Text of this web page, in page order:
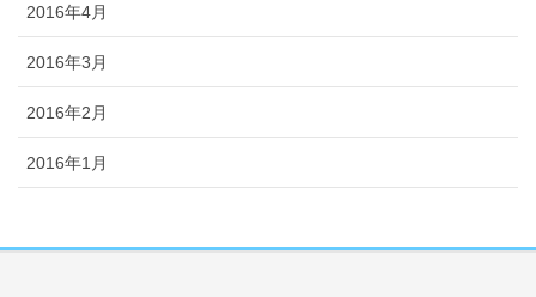
2016年4月
2016年3月
2016年2月
2016年1月